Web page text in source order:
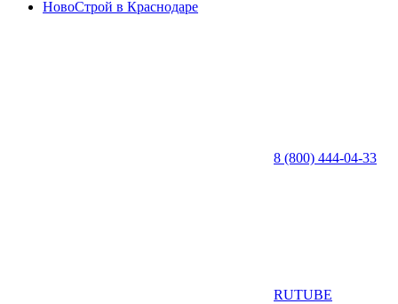
НовоСтрой в Краснодаре
8 (800) 444-04-33
RUTUBE